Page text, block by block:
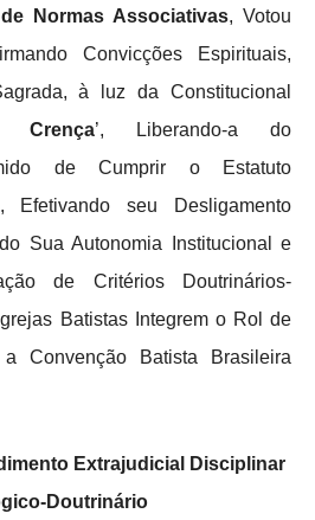
Normas Associativas, Votou
Convicções Espirituais,
à luz da Constitucional
Crença’, Liberando-a do
de Cumprir o Estatuto
Efetivando seu Desligamento
Sua Autonomia Institucional e
de Critérios Doutrinários-
Batistas Integrem o Rol de
Convenção Batista Brasileira
Extrajudicial Disciplinar
Doutrinário